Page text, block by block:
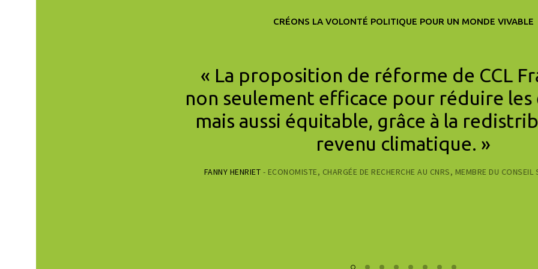
CRÉONS LA VOLONTÉ POLITIQUE POUR UN MONDE VIVABLE
« La proposition de réforme de CCL
non seulement efficace pour réduire les
mais aussi équitable, grâce à la
revenu climatique. »
FANNY HENRIET - ECONOMISTE, CHARGÉE DE RECHERCHE AU CNRS, MEMBRE DU CONSEIL